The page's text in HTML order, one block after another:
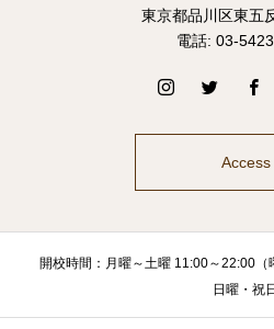
東京都品川区東五
電話: 03-
Access
開校時間：月曜～土曜 11:00～22:00（
日曜・祝